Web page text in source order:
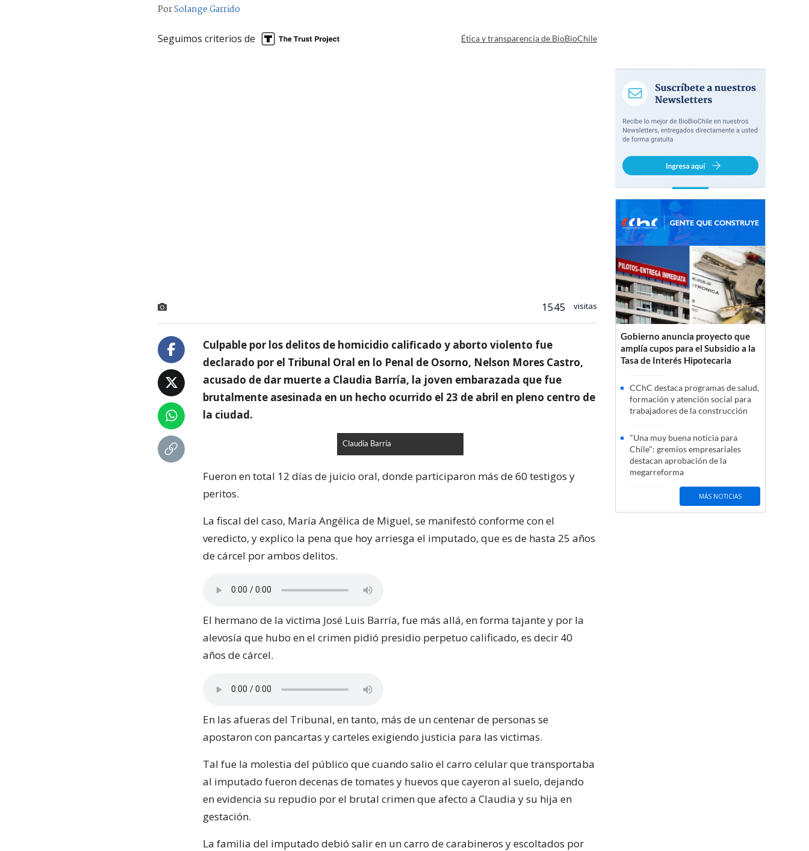
PorSolange Garrido
Seguimos criterios de Ética y transparencia de BioBioChile
1545 visitas
Culpable por los delitos de homicidio calificado y aborto violento fue
declarado por el Tribunal Oral en lo Penal de Osorno, Nelson Mores Castro,
acusado de dar muerte a Claudia Barría, la joven embarazada que fue
brutalmente asesinada en un hecho ocurrido el 23 de abril en pleno centro de
la ciudad.
Claudia Barría
Fueron en total 12 días de juicio oral, donde participaron más de 60 testigos y
peritos.
La fiscal del caso, María Angélica de Miguel, se manifestó conforme con el
veredicto, y explico la pena que hoy arriesga el imputado, que es de hasta 25 años
de cárcel por ambos delitos.
El hermano de la victima José Luis Barría, fue más allá, en forma tajante y por la
alevosía que hubo en el crimen pidió presidio perpetuo calificado, es decir 40
años de cárcel.
En las afueras del Tribunal, en tanto, más de un centenar de personas se
apostaron con pancartas y carteles exigiendo justicia para las victimas.
Tal fue la molestia del público que cuando salio el carro celular que transportaba
al imputado fueron decenas de tomates y huevos que cayeron al suelo, dejando
en evidencia su repudio por el brutal crimen que afecto a Claudia y su hija en
gestación.
La familia del imputado debió salir en un carro de carabineros y escoltados por
Gobierno anuncia proyecto que
amplía cupos para el Subsidio a la
Tasa de Interés Hipotecaria
CChC destaca programas de salud,
formación y atención social para
trabajadores de la construcción
"Una muy buena noticia para
Chile": gremios empresariales
destacan aprobación de la
megarreforma
MÁS NOTICIAS